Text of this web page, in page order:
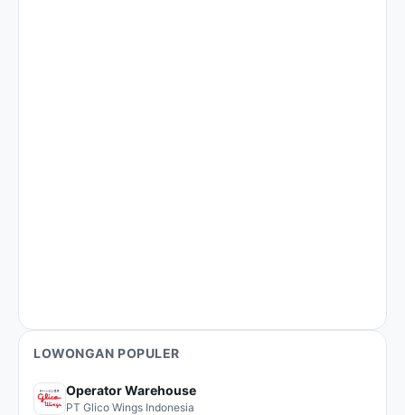
LOWONGAN POPULER
Operator Warehouse
PT Glico Wings Indonesia